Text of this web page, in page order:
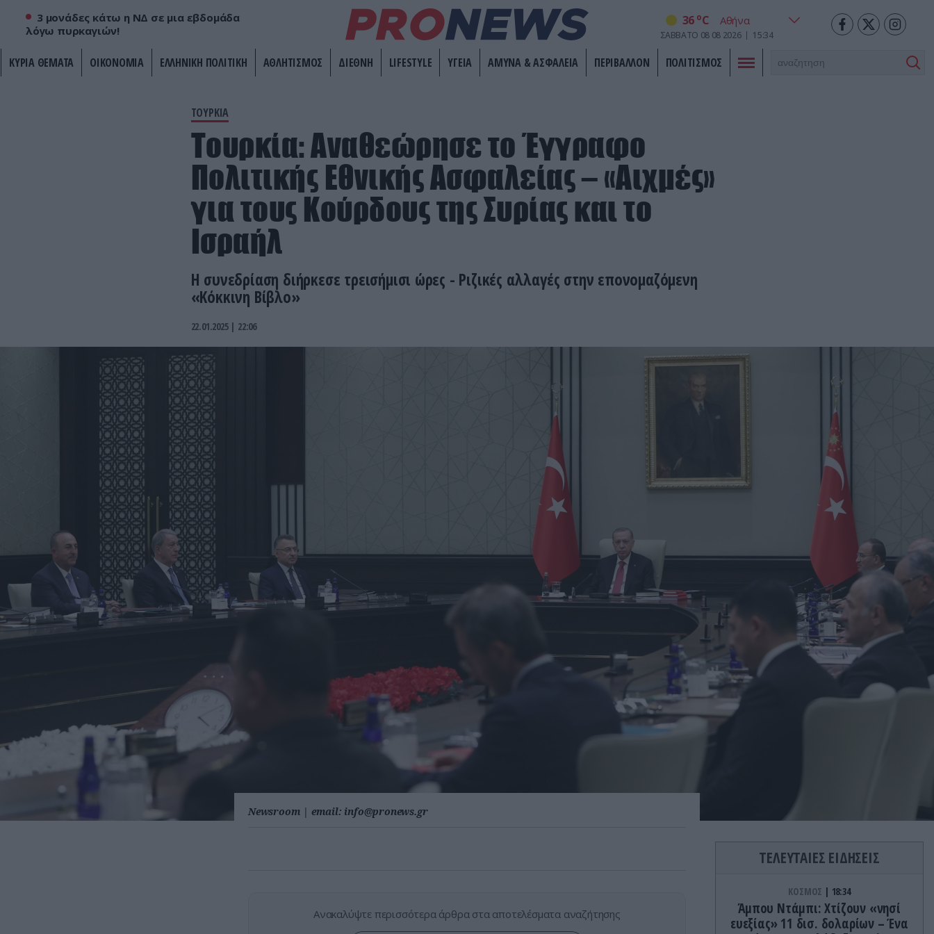
3 μονάδες κάτω η ΝΔ σε μια εβδομάδα
λόγω πυρκαγιών!
36 oC
ΣΑΒΒΑΤΟ 08 08 2026 15:34
ΚΥΡΙΑ ΘΕΜΑΤΑ ΟΙΚΟΝΟΜΙΑ ΕΛΛΗΝΙΚΗ ΠΟΛΙΤΙΚΗ ΑΘΛΗΤΙΣΜΟΣ ΔΙΕΘΝΗ LIFESTYLE ΥΓΕΙΑ ΑΜΥΝΑ & ΑΣΦΑΛΕΙΑ ΠΕΡΙΒΑΛΛΟΝ ΠΟΛΙΤΙΣΜΟΣ
ΤΟΥΡΚΙΑ
Τουρκία: Αναθεώρησε το Έγγραφο
Πολιτικής Εθνικής Ασφαλείας – «Αιχμές»
για τους Κούρδους της Συρίας και το
Ισραήλ
Η συνεδρίαση διήρκεσε τρεισήμισι ώρες - Ριζικές αλλαγές στην επονομαζόμενη
«Κόκκινη Βίβλο»
22.01.2025 | 22:06
Newsroom | email: info@pronews.gr
Ανακαλύψτε περισσότερα άρθρα στα αποτελέσματα αναζήτησης
ΤΕΛΕΥΤΑΙΕΣ ΕΙΔΗΣΕΙΣ
ΚΟΣΜΟΣ 18:34
Άμπου Ντάμπι: Χτίζουν «νησί
ευεξίας» 11 δισ. δολαρίων – Ένα